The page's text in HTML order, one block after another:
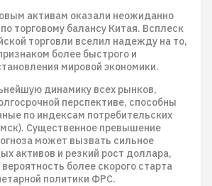
активам оказали неожиданно
торговому балансу Китая. Всплеск
торговли вселил надежду на то,
более быстрого и
мировой экономики.
динамику всех рынков,
перспективе, способны
по индексам потребительских
Существенное превышение
может вызвать сильное
активов и резкий рост доллара,
более скорого старта
политики ФРС.